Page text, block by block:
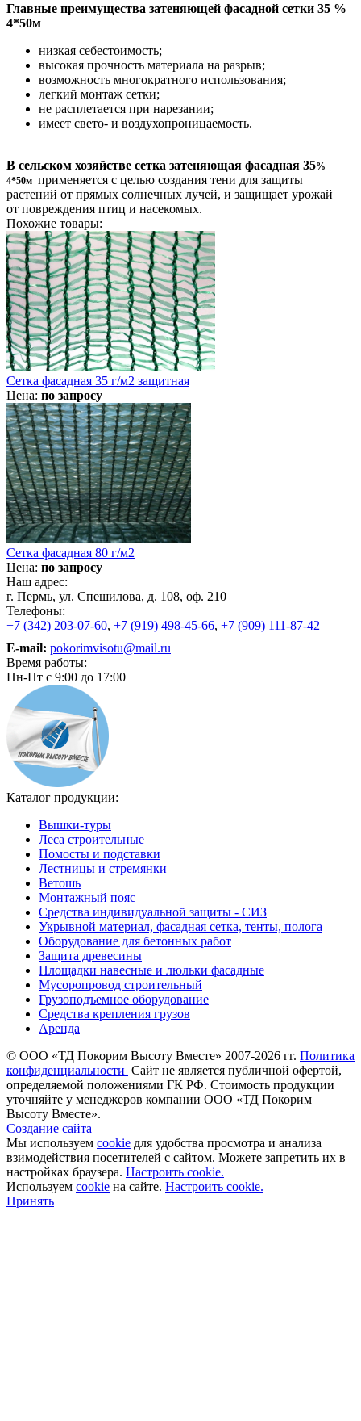
Главные преимущества затеняющей фасадной сетки 35 %
4*50м
низкая себестоимость;
высокая прочность материала на разрыв;
возможность многократного использования;
легкий монтаж сетки;
не расплетается при нарезании;
имеет свето- и воздухопроницаемость.
В сельском хозяйстве сетка затеняющая фасадная 35%
4*50м применяется с целью создания тени для защиты
растений от прямых солнечных лучей, и защищает урожай
от повреждения птиц и насекомых.
Похожие товары:
Сетка фасадная 35 г/м2 защитная
Цена: по запросу
Сетка фасадная 80 г/м2
Цена: по запросу
Наш адрес:
г. Пермь, ул. Спешилова, д. 108, оф. 210
Телефоны:
+7 (342) 203-07-60, +7 (919) 498-45-66, +7 (909) 111-87-42
E-mail: pokorimvisotu@mail.ru
Время работы:
Пн-Пт с 9:00 до 17:00
Каталог продукции:
Вышки-туры
Леса строительные
Помосты и подставки
Лестницы и стремянки
Ветошь
Монтажный пояс
Средства индивидуальной защиты - СИЗ
Укрывной материал, фасадная сетка, тенты, полога
Оборудование для бетонных работ
Защита древесины
Площадки навесные и люльки фасадные
Мусоропровод строительный
Грузоподъемное оборудование
Средства крепления грузов
Аренда
© ООО «ТД Покорим Высоту Вместе» 2007-2026 гг. Политика
конфиденциальности Cайт не является публичной офертой,
определяемой положениями ГК РФ. Стоимость продукции
уточняйте у менеджеров компании ООО «ТД Покорим
Высоту Вместе».
Создание сайта
Мы используем cookie для удобства просмотра и анализа
взимодействия посетителей с сайтом. Можете запретить их в
настройках браузера. Настроить cookie.
Используем cookie на сайте. Настроить cookie.
Принять